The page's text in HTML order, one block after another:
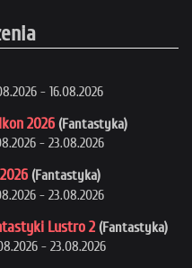
- 16.08.2026
2026 (Fantastyka)
- 23.08.2026
(Fantastyka)
- 23.08.2026
Lustro 2 (Fantastyka)
- 23.08.2026